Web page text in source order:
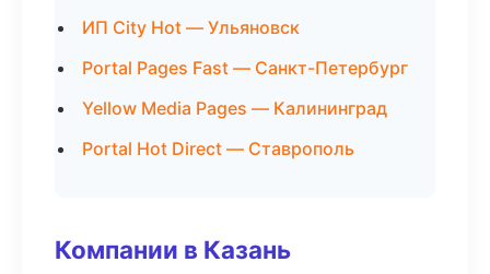
ИП City Hot — Ульяновск
Portal Pages Fast — Санкт-Петербург
Yellow Media Pages — Калининград
Portal Hot Direct — Ставрополь
Компании в Казань